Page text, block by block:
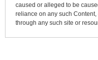
caused or alleged to be
reliance on any such
through any such site or